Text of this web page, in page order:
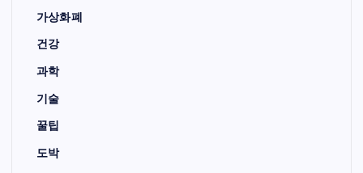
가상화폐
건강
과학
기술
꿀팁
도박